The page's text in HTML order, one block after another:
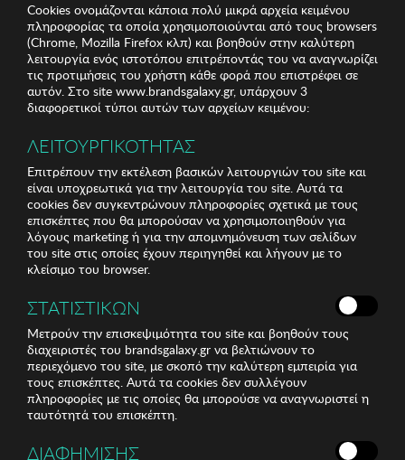
Cookies ονομάζονται κάποια πολύ μικρά αρχεία κειμένου
πληροφορίας τα οποία χρησιμοποιούνται από τους browsers
(Chrome, Mozilla Firefox κλπ) και βοηθούν στην καλύτερη
λειτουργία ενός ιστοτόπου επιτρέποντάς του να αναγνωρίζει
τις προτιμήσεις του χρήστη κάθε φορά που επιστρέφει σε
αυτόν. Στο site www.brandsgalaxy.gr, υπάρχουν 3
διαφορετικοί τύποι αυτών των αρχείων κειμένου:
ΛΕΙΤΟΥΡΓΙΚΟΤΗΤΑΣ
Επιτρέπουν την εκτέλεση βασικών λειτουργιών του site και
είναι υποχρεωτικά για την λειτουργία του site. Αυτά τα
cookies δεν συγκεντρώνουν πληροφορίες σχετικά με τους
επισκέπτες που θα μπορούσαν να χρησιμοποιηθούν για
λόγους marketing ή για την απομνημόνευση των σελίδων
του site στις οποίες έχουν περιηγηθεί και λήγουν με το
κλείσιμο του browser.
ΣΤΑΤΙΣΤΙΚΩΝ
Μετρούν την επισκεψιμότητα του site και βοηθούν τους
διαχειριστές του brandsgalaxy.gr να βελτιώνουν το
περιεχόμενο του site, με σκοπό την καλύτερη εμπειρία για
τους επισκέπτες. Αυτά τα cookies δεν συλλέγουν
πληροφορίες με τις οποίες θα μπορούσε να αναγνωριστεί η
ταυτότητά του επισκέπτη.
ΔΙΑΦΗΜΙΣΗΣ